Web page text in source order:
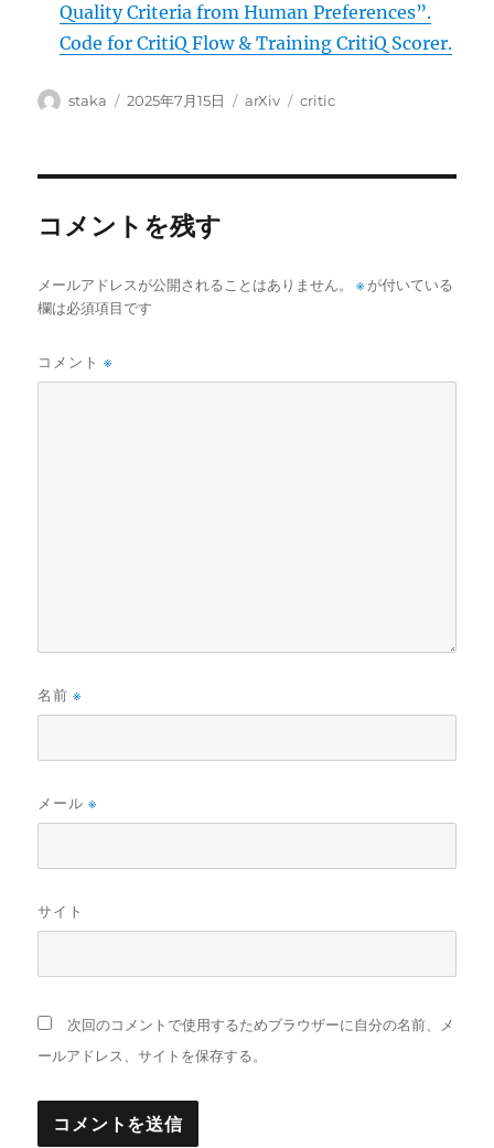
Quality Criteria from Human Preferences”.
Code for CritiQ Flow & Training CritiQ Scorer.
投
staka
投
2025年7月15日
カ
arXiv
タ
critic
コメントを残す
メールアドレスが公開されることはありません。 ※ が付いている
欄は必須項目です
コメント※
名前※
メール※
サイト
次回のコメントで使用するためブラウザーに自分の名前、メ
ールアドレス、サイトを保存する。